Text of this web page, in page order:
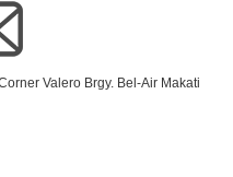
Valero Brgy. Bel-Air Makati